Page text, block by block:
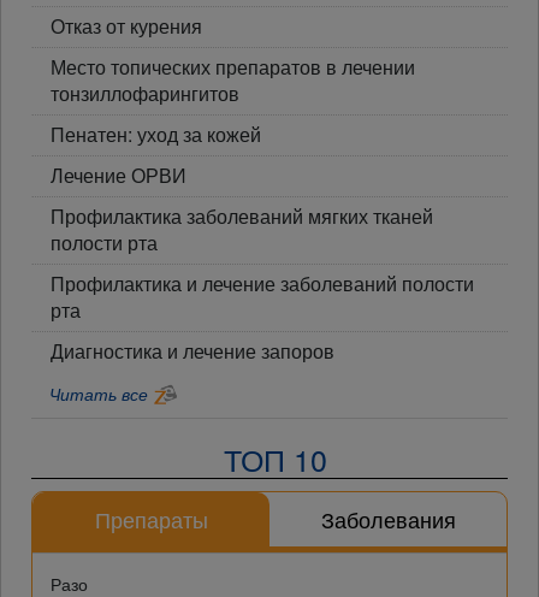
Отказ от курения
Место топических препаратов в лечении
тонзиллофарингитов
Пенатен: уход за кожей
Лечение ОРВИ
Профилактика заболеваний мягких тканей
полости рта
Профилактика и лечение заболеваний полости
рта
Диагностика и лечение запоров
Читать все
ТОП 10
Препараты Заболевания
Разо